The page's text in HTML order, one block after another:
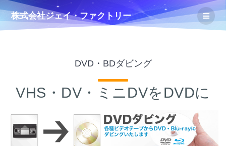
ン
テ
ス
キ
ッ
プ
株式会社ジェイ・ファクトリー
DVD・BDダビング
VHS・DV・ミニDVをDVDに